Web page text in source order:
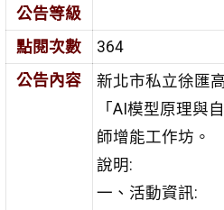
公告等級
點閱次數
364
公告內容
新北市私立徐匯
「AI模型原理與
師增能工作坊。
說明:
一、活動資訊: